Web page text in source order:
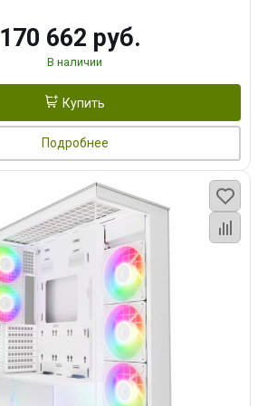
170 662 руб.
В наличии
Купить
Подробнее